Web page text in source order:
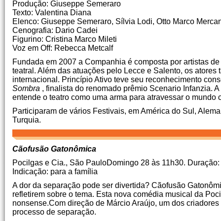
Produção: Giuseppe Semeraro
Texto: Valentina Diana
Elenco: Giuseppe Semeraro, Sílvia Lodi, Otto Marco
Cenografia: Dario Cadei
Figurino: Cristina Marco Mileti
Voz em Off: Rebecca Metcalf
Fundada em 2007 a Companhia é composta por artistas
teatral. Além das atuações pelo Lecce e Salento, os
internacional. Princípio Ativo teve seu reconhecimento
Sombra , finalista do renomado prêmio Scenario Infanzia. A
entende o teatro como uma arma para atravessar o
Participaram de vários Festivais, em América do Sul,
Turquia.
Cãofusão Gatonômica
Pocilgas e Cia., São PauloDomingo 28 às 11h30.
Indicação: para a família
A dor da separação pode ser divertida? Cãofusão
refletirem sobre o tema. Esta nova comédia musical da
nonsense.Com direção de Márcio Araújo, um dos
processo de separação.